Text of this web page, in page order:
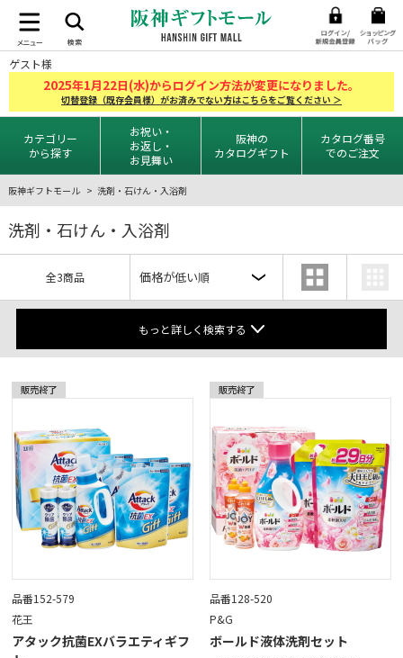
ゲスト様
2025年1月22日(水)からログイン方法が変更になりました。
切替登録（既存会員様）がお済みでない方はこちらをご覧ください ＞
カテゴリー
から探す
お祝い・
お返し・
お見舞い
阪神の
カタログギフト
カタログ番号
でのご注文
阪神ギフトモール 洗剤・石けん・入浴剤
洗剤・石けん・入浴剤
全3商品
もっと詳しく検索する
品番152-579
花王
アタック抗菌EXバラエティギフ
品番128-520
P&G
ボールド液体洗剤セット